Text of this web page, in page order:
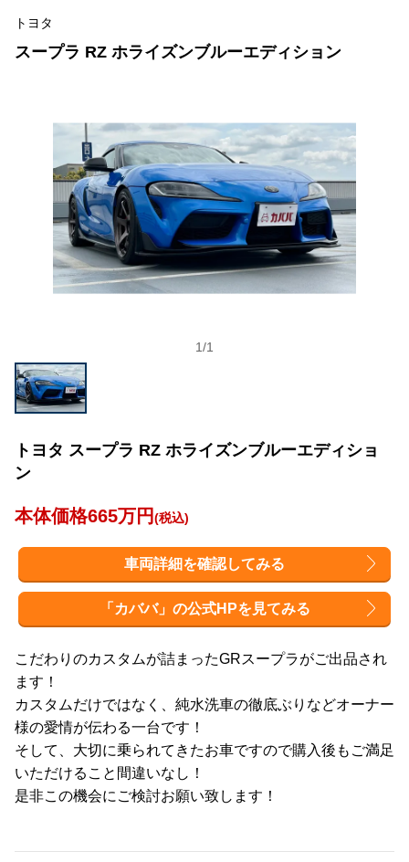
トヨタ
スープラ RZ ホライズンブルーエディション
1/1
トヨタ スープラ RZ ホライズンブルーエディショ
ン
本体価格665万円(税込)
車両詳細を確認してみる
「カババ」の公式HPを見てみる
こだわりのカスタムが詰まったGRスープラがご出品され
ます！
カスタムだけではなく、純水洗車の徹底ぶりなどオーナー
様の愛情が伝わる一台です！
そして、大切に乗られてきたお車ですので購入後もご満足
いただけること間違いなし！
是非この機会にご検討お願い致します！